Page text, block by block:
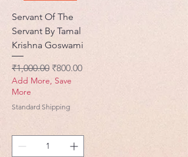
Servant Of The
Servant By Tamal
Krishna Goswami
नियमित मूल्य
₹1,000.00 बिक्री मूल्य
₹800.00
Add More, Save
More
Standard Shipping